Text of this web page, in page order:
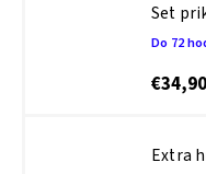
Set
Do 72
€34,90
Extra